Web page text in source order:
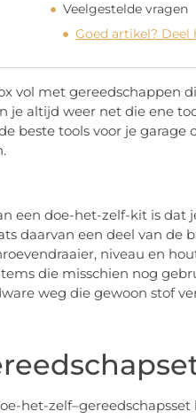
Veelgestelde vragen
Goed artikel? Deel
vol met gereedschappen
je altijd weer net die ene
beste tools voor je
een doe-het-zelf-kit is dat
daarvan een deel van de
niveau en
die misschien nog
weg die gewoon stof
het-